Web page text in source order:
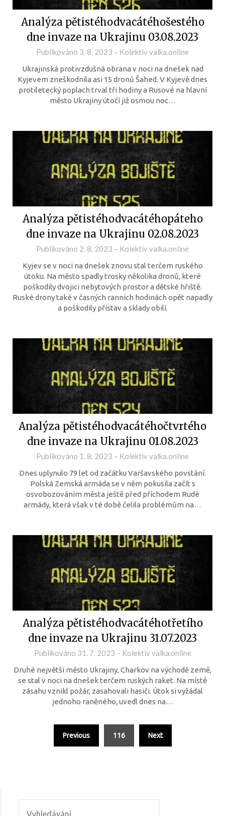
Analýza pětistéhodvacátéhošestého
dne invaze na Ukrajinu 03.08.2023
Publikováno 3. 8. 2023 – Kolektiv valka.online
Ukrajinská protivzdušná obrana v noci na dnešek nad
Kyjevem zneškodnila asi 15 dronů Šahed. V Kyjevě dnes
protiletecký poplach trval tři hodiny a Rusové na hlavní
město Ukrajiny útočí již osmou noc…
Analýza pětistéhodvacátéhopáteho
dne invaze na Ukrajinu 02.08.2023
Publikováno 2. 8. 2023 – Kolektiv valka.online
Kyjev se v noci na dnešek znovu stal terčem ruského
útoku. Na město spadly trosky několika dronů, které
poškodily dvojici nebytových prostor a dětské hřiště.
Ruské drony také v časných ranních hodinách opět napadly
a poškodily přístav a sklady obilí.
Analýza pětistéhodvacátéhočtvrtého
dne invaze na Ukrajinu 01.08.2023
Publikováno 1. 8. 2023 – Kolektiv valka.online
Dnes uplynulo 79 let od začátku Varšavského povstání.
Polská Zemská armáda se v něm pokusila začít s
osvobozováním města ještě před příchodem Rudé
armády, která však v té době čelila problémům na…
Analýza pětistéhodvacátéhotřetího
dne invaze na Ukrajinu 31.07.2023
Publikováno 31. 7. 2023 – Kolektiv valka.online
Druhé největší město Ukrajiny, Charkov na východě země,
se stal v noci na dnešek terčem ruských raket. Na místě
zásahu vznikl požár, zasahovali hasiči. Útok si vyžádal
jednoho raněného, uvedl dnes na…
Previous 116 Next